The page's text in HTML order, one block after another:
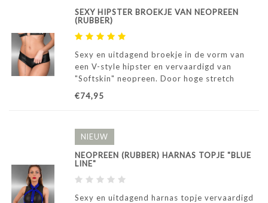
SEXY HIPSTER BROEKJE VAN NEOPREEN
(RUBBER)
Sexy en uitdagend broekje in de vorm van
een V-style hipster en vervaardigd van
"Softskin" neopreen. Door hoge stretch
uitstekende pasvorm. Vooraf
bekijken/passen in showroom Moonheels is
€74,95
NIEUW
NEOPREEN (RUBBER) HARNAS TOPJE "BLUE
LINE"
Sexy en uitdagend harnas topje vervaardigd